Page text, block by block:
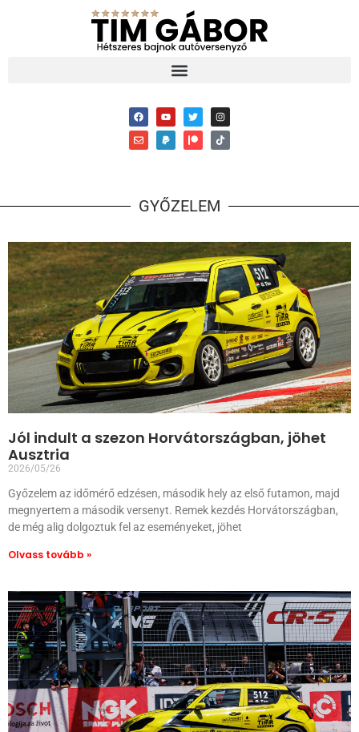
GYŐZELEM
Jól indult a szezon Horvátországban, jöhet
Ausztria
2026/05/26
Győzelem az időmérő edzésen, második hely az első futamon, majd
megnyertem a második versenyt. Remek kezdés Horvátországban,
de még alig dolgoztuk fel az eseményeket, jöhet
Olvass tovább »